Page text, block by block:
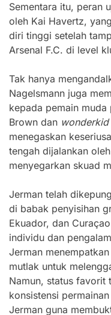
Sementara itu, peran
oleh Kai Havertz,
diri tinggi setelah
Arsenal F.C. di level
Tak hanya
Nagelsmann juga
kepada pemain muda
Brown dan wonderkid
menegaskan
tengah dijalankan
menyegarkan skuad
Jerman telah
di babak penyisihan
Ekuador, dan
individu dan
Jerman
mutlak untuk
Namun, status favorit
konsistensi
Jerman guna